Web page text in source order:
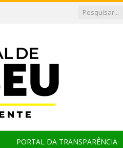
PORTAL DA TRANSPARÊNCIA